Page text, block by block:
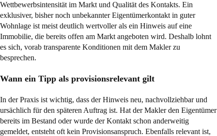
Wettbewerbsintensität im Markt und Qualität des Kontakts. Ein
exklusiver, bisher noch unbekannter Eigentümerkontakt in guter
Wohnlage ist meist deutlich wertvoller als ein Hinweis auf eine
Immobilie, die bereits offen am Markt angeboten wird. Deshalb lohnt
es sich, vorab transparente Konditionen mit dem Makler zu
besprechen.
Wann ein Tipp als provisionsrelevant gilt
In der Praxis ist wichtig, dass der Hinweis neu, nachvollziehbar und
ursächlich für den späteren Auftrag ist. Hat der Makler den Eigentümer
bereits im Bestand oder wurde der Kontakt schon anderweitig
gemeldet, entsteht oft kein Provisionsanspruch. Ebenfalls relevant ist,